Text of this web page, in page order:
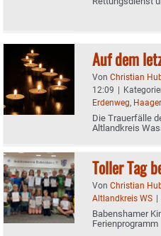
Auf dem
Von Christian
12:09 |
Erdenweg,
Die Trauerfälle
Altlandkreis
Toller Tag
Von Christian
Altlandkreis WS |
Babenshamer
Ferienprogramm